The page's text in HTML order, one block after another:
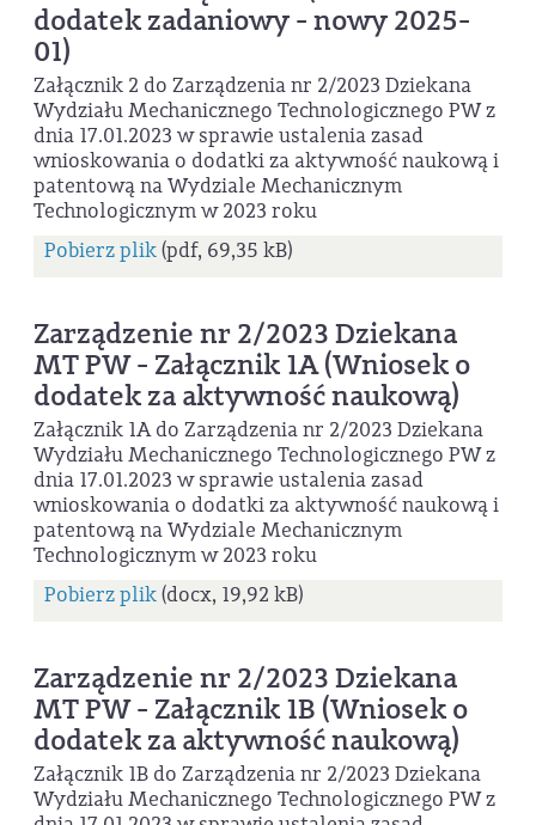
dodatek zadaniowy - nowy 2025-
01)
Załącznik 2 do Zarządzenia nr 2/2023 Dziekana
Wydziału Mechanicznego Technologicznego PW z
dnia 17.01.2023 w sprawie ustalenia zasad
wnioskowania o dodatki za aktywność naukową i
patentową na Wydziale Mechanicznym
Technologicznym w 2023 roku
Pobierz plik(pdf, 69,35 kB)
Zarządzenie nr 2/2023 Dziekana
MT PW - Załącznik 1A (Wniosek o
dodatek za aktywność naukową)
Załącznik 1A do Zarządzenia nr 2/2023 Dziekana
Wydziału Mechanicznego Technologicznego PW z
dnia 17.01.2023 w sprawie ustalenia zasad
wnioskowania o dodatki za aktywność naukową i
patentową na Wydziale Mechanicznym
Technologicznym w 2023 roku
Pobierz plik(docx, 19,92 kB)
Zarządzenie nr 2/2023 Dziekana
MT PW - Załącznik 1B (Wniosek o
dodatek za aktywność naukową)
Załącznik 1B do Zarządzenia nr 2/2023 Dziekana
Wydziału Mechanicznego Technologicznego PW z